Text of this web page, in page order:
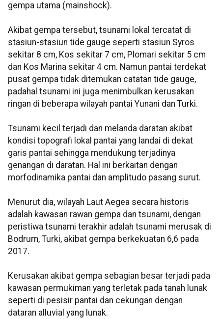
gempa utama (mainshock).
Akibat gempa tersebut, tsunami lokal tercatat di
stasiun-stasiun tide gauge seperti stasiun Syros
sekitar 8 cm, Kos sekitar 7 cm, Plomari sekitar 5 cm
dan Kos Marina sekitar 4 cm. Namun pantai terdekat
pusat gempa tidak ditemukan catatan tide gauge,
padahal tsunami ini juga menimbulkan kerusakan
ringan di beberapa wilayah pantai Yunani dan Turki.
Tsunami kecil terjadi dan melanda daratan akibat
kondisi topografi lokal pantai yang landai di dekat
garis pantai sehingga mendukung terjadinya
genangan di daratan. Hal ini berkaitan dengan
morfodinamika pantai dan amplitudo pasang surut.
Menurut dia, wilayah Laut Aegea secara historis
adalah kawasan rawan gempa dan tsunami, dengan
peristiwa tsunami terakhir adalah tsunami merusak di
Bodrum, Turki, akibat gempa berkekuatan 6,6 pada
2017.
Kerusakan akibat gempa sebagian besar terjadi pada
kawasan permukiman yang terletak pada tanah lunak
seperti di pesisir pantai dan cekungan dengan
dataran alluvial yang lunak.